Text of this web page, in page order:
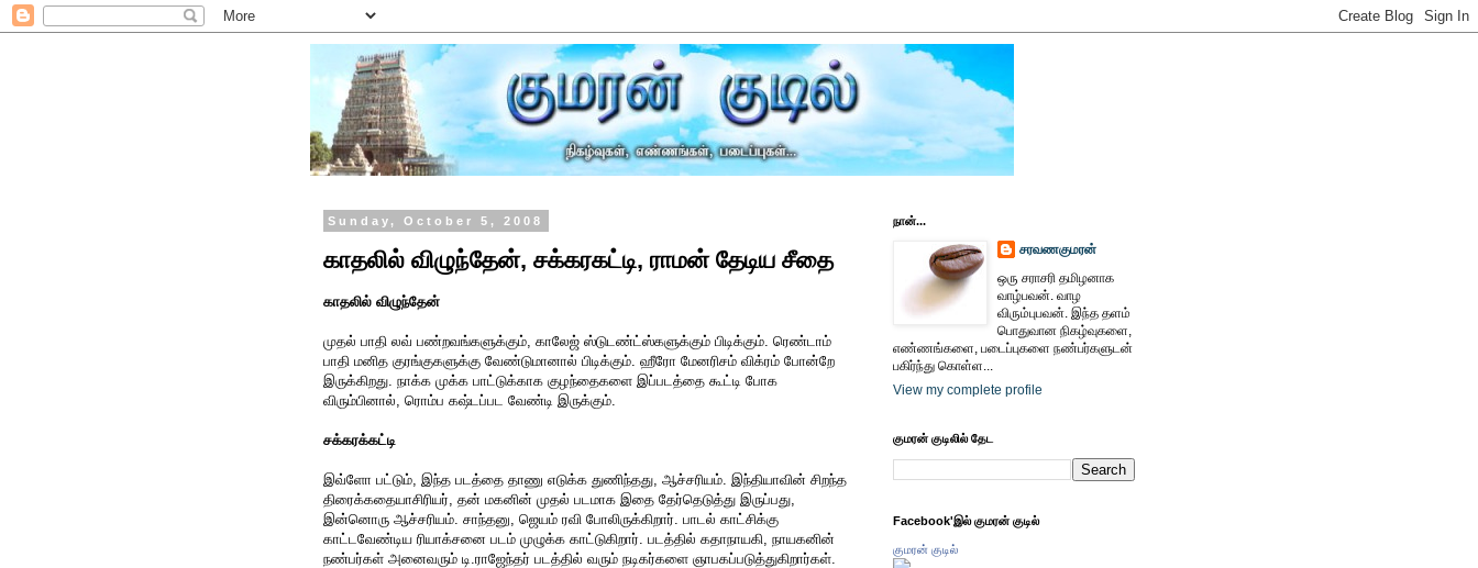
Sunday, October 5, 2008
காதலில் விழுந்தேன், சக்கரகட்டி, ராமன் தேடிய சீதை
காதலில் விழுந்தேன்
முதல் பாதி லவ் பண்றவங்களுக்கும், காலேஜ் ஸ்டுடண்ட்ஸ்களுக்கும் பிடிக்கும். ரெண்டாம்
பாதி மனித குரங்குகளுக்கு வேண்டுமானால் பிடிக்கும். ஹீரோ மேனரிசம் விக்ரம் போன்றே
இருக்கிறது. நாக்க முக்க பாட்டுக்காக குழந்தைகளை இப்படத்தை கூட்டி போக
விரும்பினால், ரொம்ப கஷ்டப்பட வேண்டி இருக்கும்.
சக்கரக்கட்டி
இவ்ளோ பட்டும், இந்த படத்தை தாணு எடுக்க துணிந்தது, ஆச்சரியம். இந்தியாவின் சிறந்த
திரைக்கதையாசிரியர், தன் மகனின் முதல் படமாக இதை தேர்தெடுத்து இருப்பது,
இன்னொரு ஆச்சரியம். சாந்தனு, ஜெயம் ரவி போலிருக்கிறார். பாடல் காட்சிக்கு
காட்டவேண்டிய ரியாக்சனை படம் முழுக்க காட்டுகிறார். படத்தில் கதாநாயகி, நாயகனின்
நண்பர்கள் அனைவரும் டி.ராஜேந்தர் படத்தில் வரும் நடிகர்களை ஞாபகப்படுத்துகிறார்கள்.
நான்...
சரவணகுமரன்
ஒரு சராசரி தமிழனாக
வாழ்பவன். வாழ
விரும்புபவன். இந்த தளம்
பொதுவான நிகழ்வுகளை,
எண்ணங்களை, படைப்புகளை நண்பர்களுடன்
பகிர்ந்து கொள்ள...
View my complete profile
குமரன் குடிலில் தேட
Facebook'இல் குமரன் குடில்
குமரன் குடில்